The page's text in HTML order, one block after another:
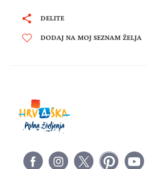
DELITE
DODAJ NA MOJ SEZNAM ŽELJA